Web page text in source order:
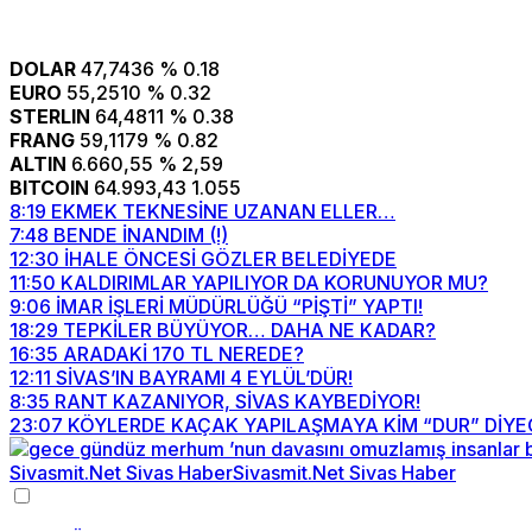
DOLAR 47,7436 % 0.18
EURO 55,2510 % 0.32
STERLIN 64,4811 % 0.38
FRANG 59,1179 % 0.82
ALTIN 6.660,55 % 2,59
BITCOIN 64.993,43 1.055
8:19 EKMEK TEKNESİNE UZANAN ELLER…
7:48 BENDE İNANDIM (!)
12:30 İHALE ÖNCESİ GÖZLER BELEDİYEDE
11:50 KALDIRIMLAR YAPILIYOR DA KORUNUYOR MU?
9:06 İMAR İŞLERİ MÜDÜRLÜĞÜ “PİŞTİ” YAPTI!
18:29 TEPKİLER BÜYÜYOR… DAHA NE KADAR?
16:35 ARADAKİ 170 TL NEREDE?
12:11 SİVAS’IN BAYRAMI 4 EYLÜL’DÜR!
8:35 RANT KAZANIYOR, SİVAS KAYBEDİYOR!
23:07 KÖYLERDE KAÇAK YAPILAŞMAYA KİM “DUR”